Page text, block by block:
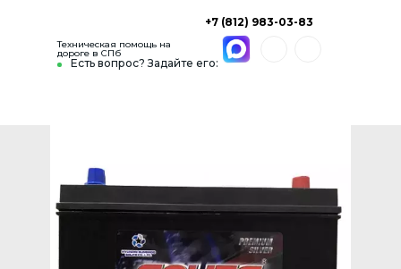
Есть вопрос? Задайте его:
+7 (812) 983-03-83
Техническая помощь на
дороге в СПб